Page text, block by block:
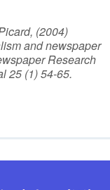
(2004)
and newspaper
Research
25 (1) 54-65.